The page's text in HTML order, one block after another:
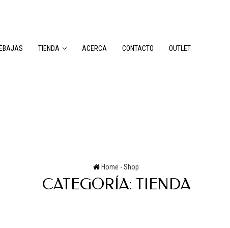
TIENDA ACERCA CONTACTO OUTLET
Home -Shop
CATEGORÍA: TIENDA